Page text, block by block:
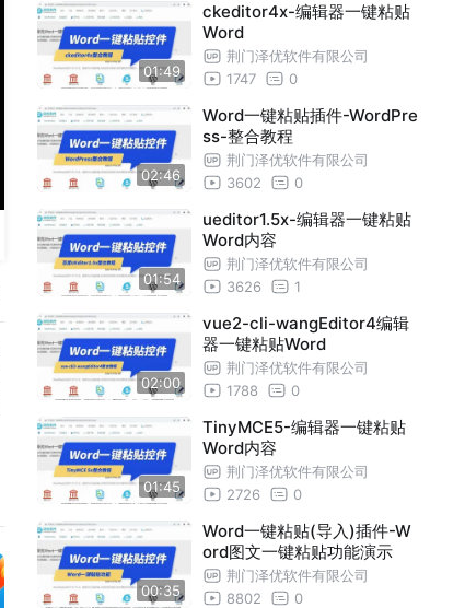
01:49
ckeditor4x-编辑器一键粘贴
Word
荆门泽优软件有限公司
1747
0
02:46
Word一键粘贴插件-WordPre
ss-整合教程
荆门泽优软件有限公司
3602
0
01:54
ueditor1.5x-编辑器一键粘贴
Word内容
荆门泽优软件有限公司
3626
1
02:00
vue2-cli-wangEditor4编辑
器一键粘贴Word
荆门泽优软件有限公司
1788
0
01:45
TinyMCE5-编辑器一键粘贴
Word内容
荆门泽优软件有限公司
2726
0
00:35
Word一键粘贴(导入)插件-W
ord图文一键粘贴功能演示
荆门泽优软件有限公司
8802
0